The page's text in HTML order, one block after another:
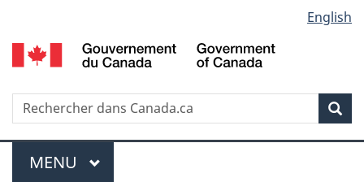
au
contenu
propos
de
la
HTML
simplifiée
selection
English
Recherche
Menu
MENU PRINCIPAL